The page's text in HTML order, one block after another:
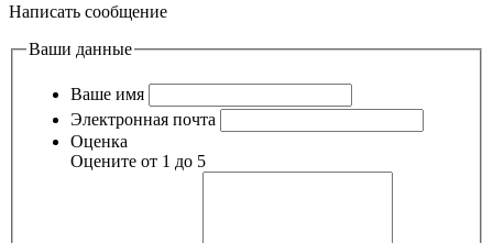
Написать сообщение
Ваши данные
Ваше имя
Электронная почта
Оценка
Оцените от 1 до 5